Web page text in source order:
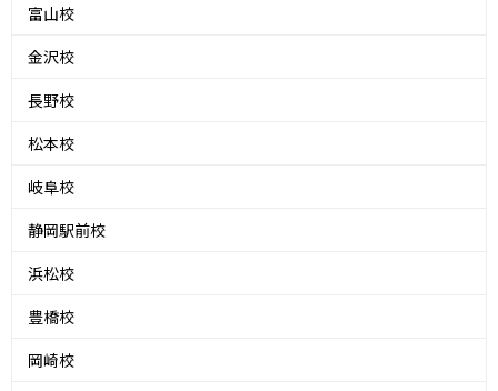
富山校
金沢校
長野校
松本校
岐阜校
静岡駅前校
浜松校
豊橋校
岡崎校